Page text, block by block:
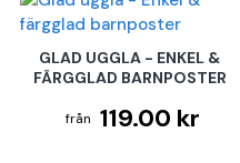
GLAD UGGLA - ENKEL &
FÄRGGLAD BARNPOSTER
119.00 kr